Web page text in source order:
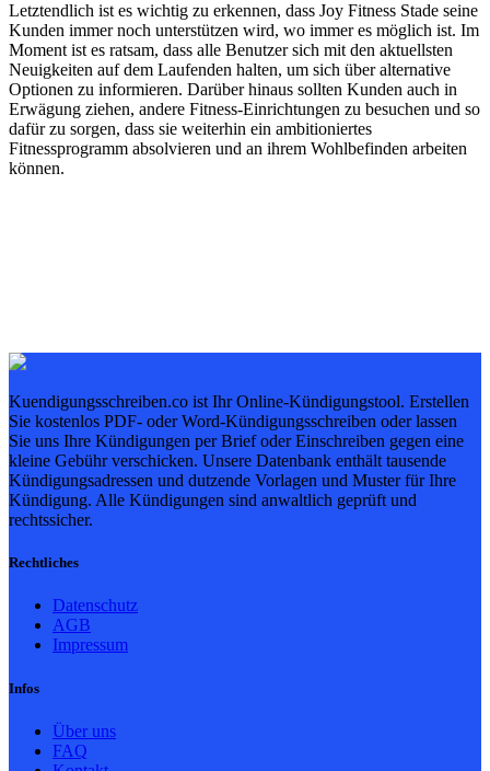
Letztendlich ist es wichtig zu erkennen, dass Joy Fitness Stade seine
Kunden immer noch unterstützen wird, wo immer es möglich ist. Im
Moment ist es ratsam, dass alle Benutzer sich mit den aktuellsten
Neuigkeiten auf dem Laufenden halten, um sich über alternative
Optionen zu informieren. Darüber hinaus sollten Kunden auch in
Erwägung ziehen, andere Fitness-Einrichtungen zu besuchen und so
dafür zu sorgen, dass sie weiterhin ein ambitioniertes
Fitnessprogramm absolvieren und an ihrem Wohlbefinden arbeiten
können.
Kuendigungsschreiben.co ist Ihr Online-Kündigungstool. Erstellen
Sie kostenlos PDF- oder Word-Kündigungsschreiben oder lassen
Sie uns Ihre Kündigungen per Brief oder Einschreiben gegen eine
kleine Gebühr verschicken. Unsere Datenbank enthält tausende
Kündigungsadressen und dutzende Vorlagen und Muster für Ihre
Kündigung. Alle Kündigungen sind anwaltlich geprüft und
rechtssicher.
Rechtliches
Datenschutz
AGB
Impressum
Infos
Über uns
FAQ